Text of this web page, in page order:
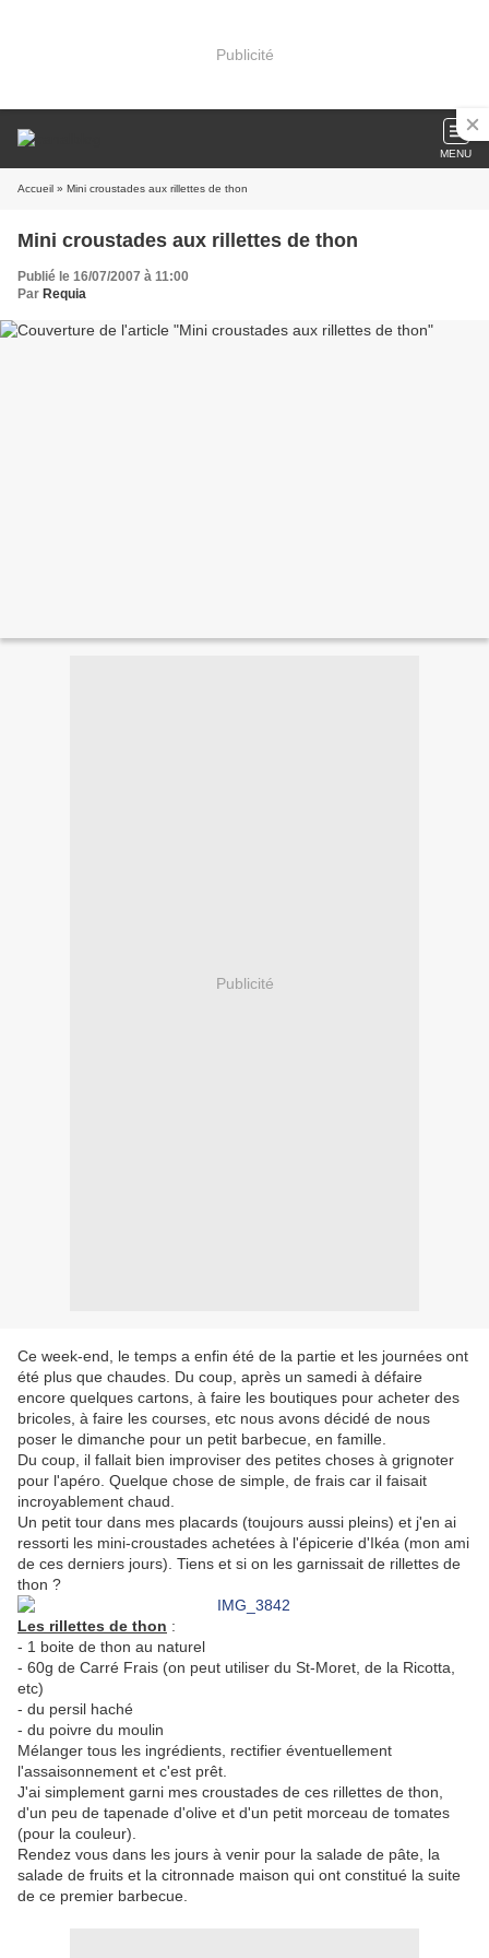
Publicité
MENU
Accueil » Mini croustades aux rillettes de thon
Mini croustades aux rillettes de thon
Publié le 16/07/2007 à 11:00
Par Requia
Publicité
Ce week-end, le temps a enfin été de la partie et les journées ont
été plus que chaudes. Du coup, après un samedi à défaire
encore quelques cartons, à faire les boutiques pour acheter des
bricoles, à faire les courses, etc nous avons décidé de nous
poser le dimanche pour un petit barbecue, en famille.
Du coup, il fallait bien improviser des petites choses à grignoter
pour l'apéro. Quelque chose de simple, de frais car il faisait
incroyablement chaud.
Un petit tour dans mes placards (toujours aussi pleins) et j'en ai
ressorti les mini-croustades achetées à l'épicerie d'Ikéa (mon ami
de ces derniers jours). Tiens et si on les garnissait de rillettes de
thon ?
Les rillettes de thon :
- 1 boite de thon au naturel
- 60g de Carré Frais (on peut utiliser du St-Moret, de la Ricotta,
etc)
- du persil haché
- du poivre du moulin
Mélanger tous les ingrédients, rectifier éventuellement
l'assaisonnement et c'est prêt.
J'ai simplement garni mes croustades de ces rillettes de thon,
d'un peu de tapenade d'olive et d'un petit morceau de tomates
(pour la couleur).
Rendez vous dans les jours à venir pour la salade de pâte, la
salade de fruits et la citronnade maison qui ont constitué la suite
de ce premier barbecue.